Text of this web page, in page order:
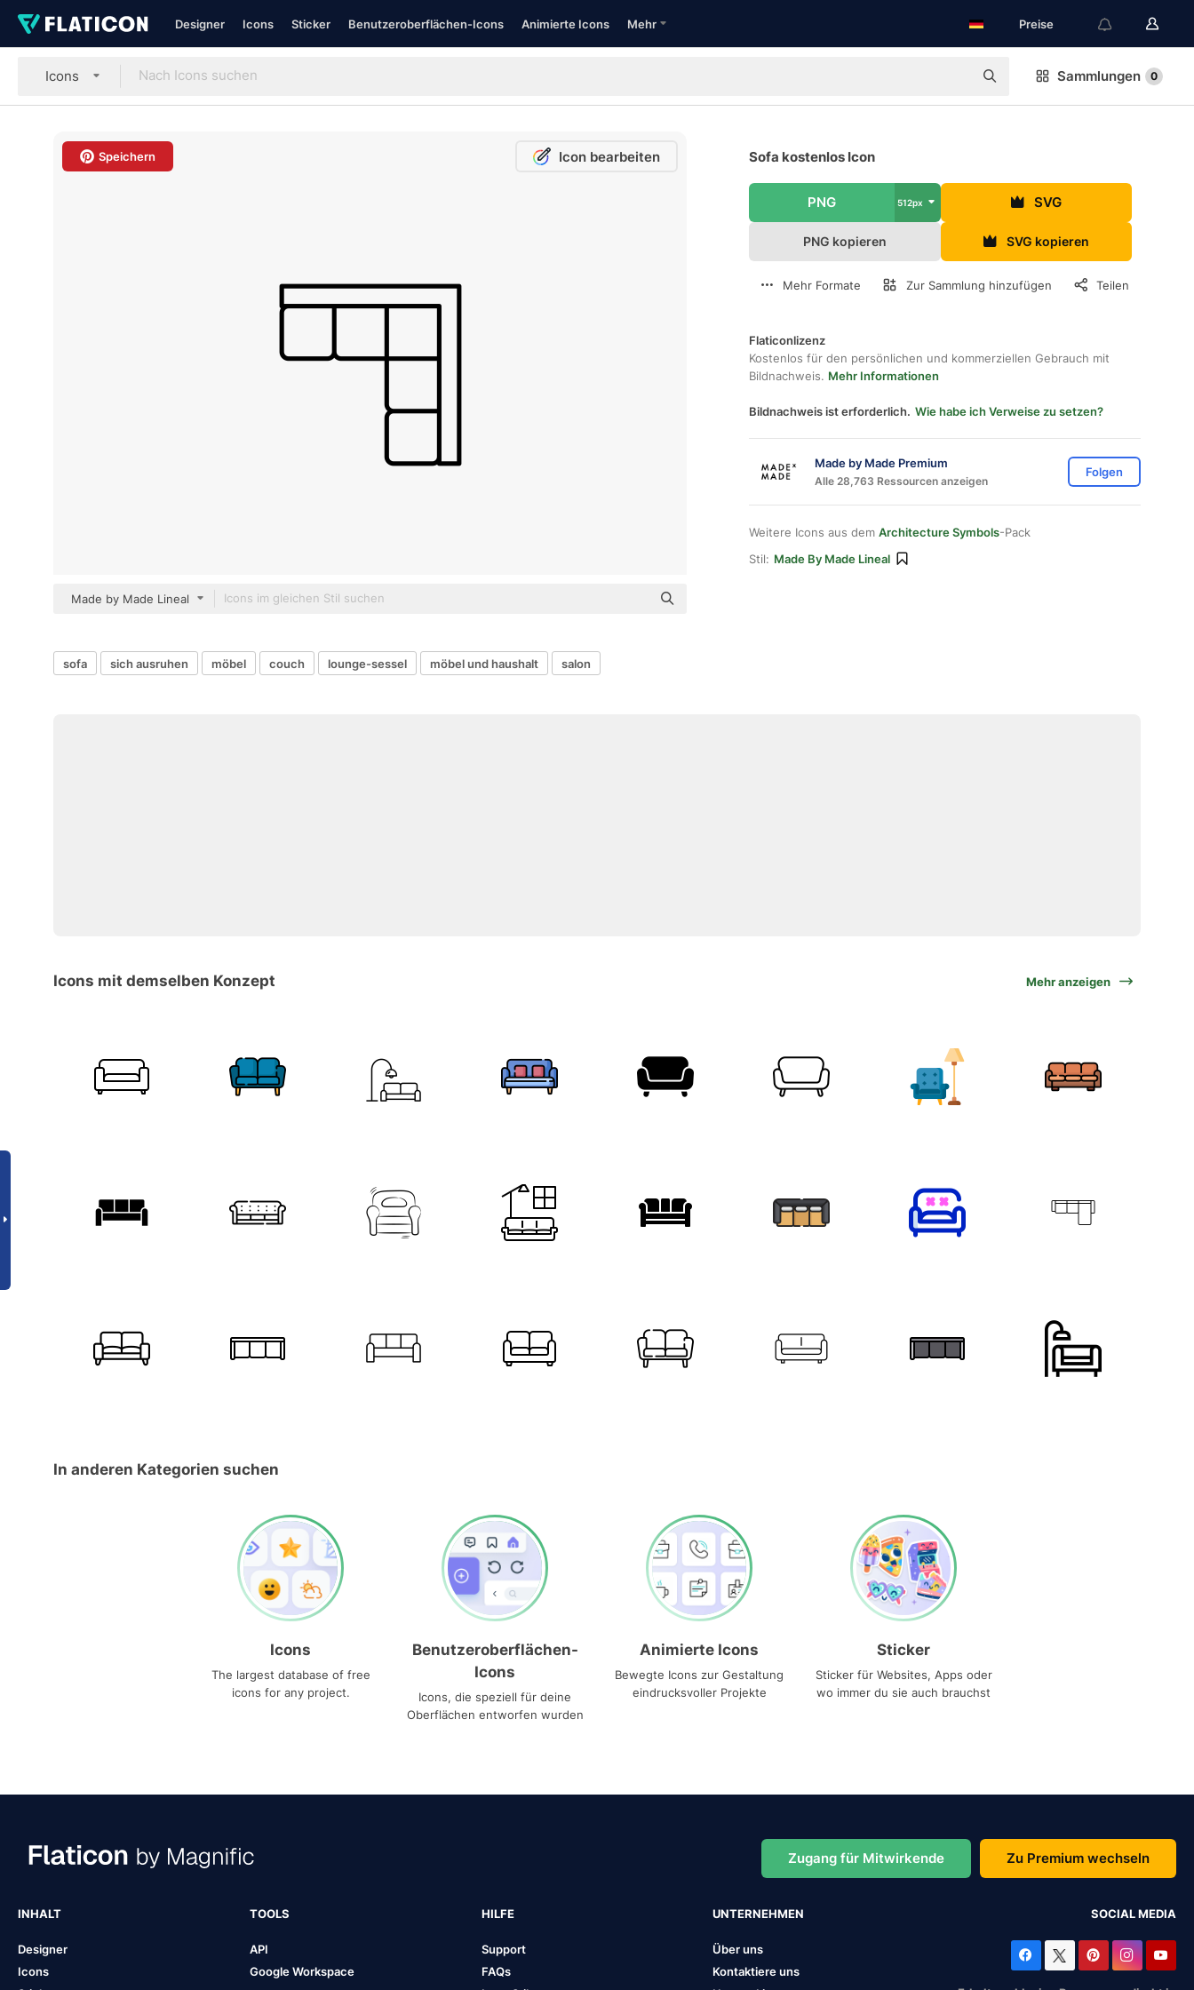
Designer Icons Sticker Benutzeroberflächen-Icons Animierte Icons Mehr Preise
Icons Sammlungen 0
Speichern Icon bearbeiten
Made by Made Lineal
Sofa kostenlos Icon
PNG 512px SVG
PNG kopieren SVG kopieren
Mehr Formate Zur Sammlung hinzufügen Teilen
Flaticonlizenz
Kostenlos für den persönlichen und kommerziellen Gebrauch mit
Bildnachweis. Mehr Informationen
Bildnachweis ist erforderlich. Wie habe ich Verweise zu setzen?
Made by Made Premium
Alle 28,763 Ressourcen anzeigen
Folgen
Weitere Icons aus dem Architecture Symbols-Pack
Stil: Made By Made Lineal
sofa sich ausruhen möbel couch lounge-sessel möbel und haushalt salon
Icons mit demselben Konzept Mehr anzeigen
In anderen Kategorien suchen
Icons
The largest database of free
icons for any project.
Benutzeroberflächen-
Icons
Icons, die speziell für deine
Oberflächen entworfen wurden
Animierte Icons
Bewegte Icons zur Gestaltung
eindrucksvoller Projekte
Sticker
Sticker für Websites, Apps oder
wo immer du sie auch brauchst
Zugang für Mitwirkende Zu Premium wechseln
INHALT
Designer
Icons
TOOLS
API
Google Workspace
HILFE
Support
FAQs
UNTERNEHMEN
Über uns
Kontaktiere uns
SOCIAL MEDIA